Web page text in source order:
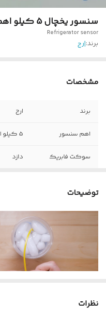
سنسور یخچال 5 کیلو اهم فابریکی برند ارج
Refrigerator sensor
برند:ارج
مشخصات
برند ارج
اهم سنسور 5 کیلو اهم
سوکت فابریک دازد
توضیحات
نظرات